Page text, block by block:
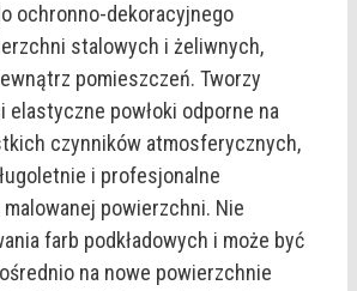
ochronno-dekoracyjnego
stalowych i żeliwnych,
pomieszczeń. Tworzy
elastyczne powłoki odporne na
czynników atmosferycznych,
i profesjonalne
powierzchni. Nie
farb podkładowych i może być
na nowe powierzchnie